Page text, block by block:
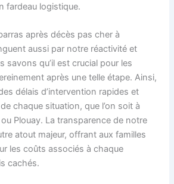
fardeau logistique.
après décès pas cher à
aussi par notre réactivité et
savons qu’il est crucial pour les
après une telle étape. Ainsi,
délais d’intervention rapides et
chaque situation, que l’on soit à
Plouay. La transparence de notre
atout majeur, offrant aux familles
les coûts associés à chaque
cachés.